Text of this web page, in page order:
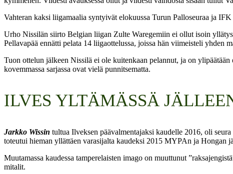
Vahteran kaksi liigamaalia syntyivät elokuussa Turun Palloseuraa ja
Urho Nissilän siirto Belgian liigan Zulte Waregemiin ei ollut isoin
Pellavapää ennätti pelata 14 liigaottelussa, joissa hän viimeisteli
Tuon ottelun jälkeen Nissilä ei ole kuitenkaan pelannut, ja on
kovemmassa sarjassa ovat vielä punnitsematta.
ILVES YLTÄMÄSSÄ
Jarkko Wissin tultua Ilveksen päävalmentajaksi kaudelle 2016, oli
toteutui hieman yllättäen varasijalta kaudeksi 2015 MYPAn ja Hongan
Muutamassa kaudessa tamperelaisten imago on muuttunut
mitalit.